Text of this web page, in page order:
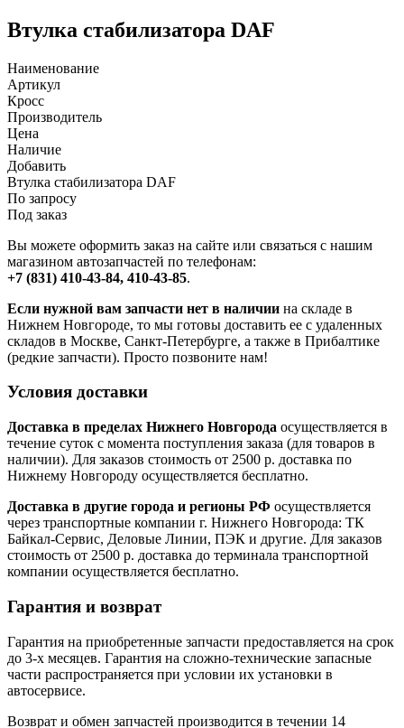
Втулка стабилизатора DAF
Наименование
Артикул
Кросс
Производитель
Цена
Наличие
Добавить
Втулка стабилизатора DAF
По запросу
Под заказ
Вы можете оформить заказ на сайте или связаться с нашим
магазином автозапчастей по телефонам:
+7 (831) 410-43-84, 410-43-85.
Если нужной вам запчасти нет в наличии на складе в
Нижнем Новгороде, то мы готовы доставить ее с удаленных
складов в Москве, Санкт-Петербурге, а также в Прибалтике
(редкие запчасти). Просто позвоните нам!
Условия доставки
Доставка в пределах Нижнего Новгорода осуществляется в
течение суток с момента поступления заказа (для товаров в
наличии). Для заказов стоимость от 2500 р. доставка по
Нижнему Новгороду осуществляется бесплатно.
Доставка в другие города и регионы РФ осуществляется
через транспортные компании г. Нижнего Новгорода: ТК
Байкал-Сервис, Деловые Линии, ПЭК и другие. Для заказов
стоимость от 2500 р. доставка до терминала транспортной
компании осуществляется бесплатно.
Гарантия и возврат
Гарантия на приобретенные запчасти предоставляется на срок
до 3-х месяцев. Гарантия на сложно-технические запасные
части распространяется при условии их установки в
автосервисе.
Возврат и обмен запчастей производится в течении 14